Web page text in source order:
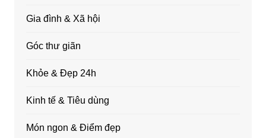
Gia đình & Xã hội
Góc thư giãn
Khỏe & Đẹp 24h
Kinh tế & Tiêu dùng
Món ngon & Điểm đẹp